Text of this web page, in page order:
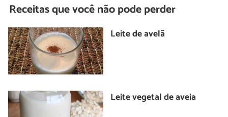
Receitas que você não pode perder
Leite de avelã
Leite vegetal de aveia